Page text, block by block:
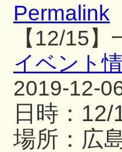
Permalink
【12/15
イベント
2019-12-
日時：
場所：広